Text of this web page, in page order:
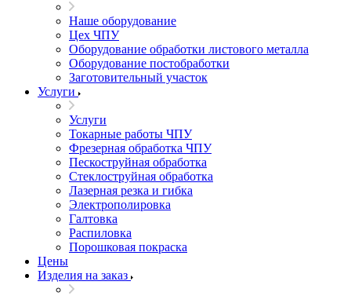
Наше оборудование
Цех ЧПУ
Оборудование обработки листового металла
Оборудование постобработки
Заготовительный участок
Услуги
Услуги
Токарные работы ЧПУ
Фрезерная обработка ЧПУ
Пескоструйная обработка
Стеклоструйная обработка
Лазерная резка и гибка
Электрополировка
Галтовка
Распиловка
Порошковая покраска
Цены
Изделия на заказ